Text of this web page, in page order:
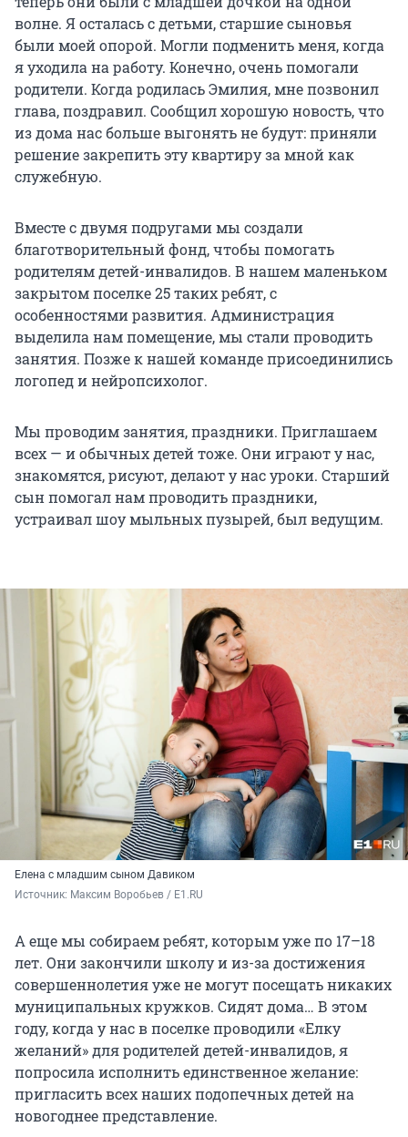
волне. Я осталась с детьми, старшие сыновья
были моей опорой. Могли подменить меня, когда
я уходила на работу. Конечно, очень помогали
родители. Когда родилась Эмилия, мне позвонил
глава, поздравил. Сообщил хорошую новость, что
из дома нас больше выгонять не будут: приняли
решение закрепить эту квартиру за мной как
служебную.
Вместе с двумя подругами мы создали
благотворительный фонд, чтобы помогать
родителям детей-инвалидов. В нашем маленьком
закрытом поселке 25 таких ребят, с
особенностями развития. Администрация
выделила нам помещение, мы стали проводить
занятия. Позже к нашей команде присоединились
логопед и нейропсихолог.
Мы проводим занятия, праздники. Приглашаем
всех — и обычных детей тоже. Они играют у нас,
знакомятся, рисуют, делают у нас уроки. Старший
сын помогал нам проводить праздники,
устраивал шоу мыльных пузырей, был ведущим.
Елена с младшим сыном Давиком
Источник: Максим Воробьев / E1.RU
А еще мы собираем ребят, которым уже по 17–18
лет. Они закончили школу и из-за достижения
совершеннолетия уже не могут посещать никаких
муниципальных кружков. Сидят дома… В этом
году, когда у нас в поселке проводили «Елку
желаний» для родителей детей-инвалидов, я
попросила исполнить единственное желание:
пригласить всех наших подопечных детей на
новогоднее представление.